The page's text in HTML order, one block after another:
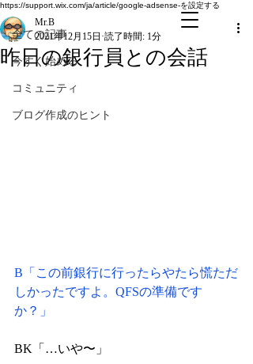
https://support.wix.com/ja/article/google-adsense-を設定する
全ての記事
今すぐ始める
コミュニティ
ブログ作成のヒント
昨日の銀行員との会話
Mr.B
2021年12月15日 読了時間: 1分
B「この前銀行に行ったらやたら慌ただ
しかったですよ。QFSの準備です
か？」
BK「…いや〜」